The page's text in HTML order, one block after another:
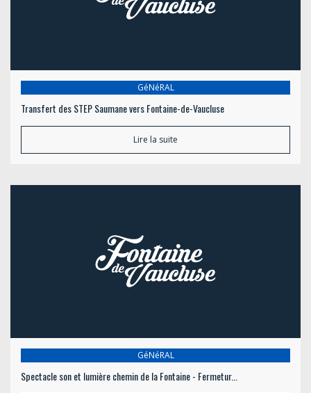
GéNéRAL
Transfert des STEP Saumane vers Fontaine-de-Vaucluse
Lire la suite
GéNéRAL
Spectacle son et lumière chemin de la Fontaine - Fermetur...